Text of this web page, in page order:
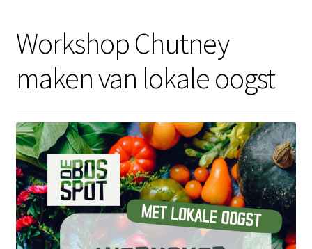
Workshop Chutney
maken van lokale oogst